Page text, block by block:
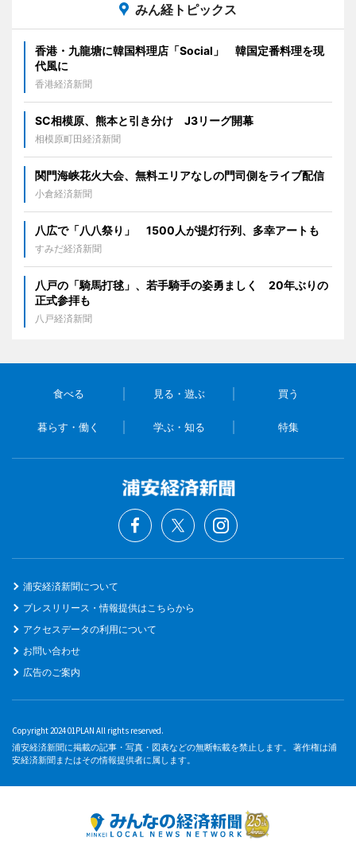
みん経トピックス
香港・九龍塘に韓国料理店「Social」 韓国定番料理を現
代風に
香港経済新聞
SC相模原、熊本と引き分け J3リーグ開幕
相模原町田経済新聞
関門海峡花火大会、無料エリアなしの門司側をライブ配信
小倉経済新聞
八広で「八八祭り」 1500人が提灯行列、多幸アートも
すみだ経済新聞
八戸の「騎馬打毬」、若手騎手の姿勇ましく 20年ぶりの
正式参拝も
八戸経済新聞
食べる 見る・遊ぶ 買う
暮らす・働く 学ぶ・知る 特集
浦安経済新聞について
プレスリリース・情報提供はこちらから
アクセスデータの利用について
お問い合わせ
広告のご案内
Copyright 2024 01PLAN All rights reserved.
浦安経済新聞に掲載の記事・写真・図表などの無断転載を禁止します。 著作権は浦
安経済新聞またはその情報提供者に属します。